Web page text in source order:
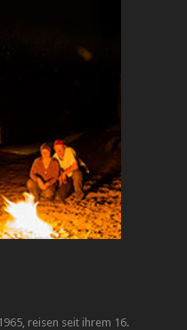
reisen seit ihrem 16.